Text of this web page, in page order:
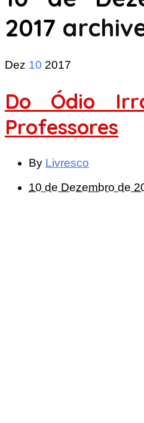
2017
Dez 10 2017
Do Ódio
Professores
By Livresco
10 de Dezembro de